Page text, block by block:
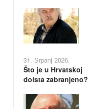
31. Srpanj 2026.
Što je u Hrvatskoj
doista zabranjeno?